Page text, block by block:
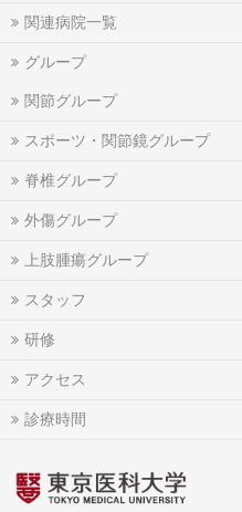
関連病院一覧
グループ
関節グループ
スポーツ・関節鏡グループ
脊椎グループ
外傷グループ
上肢腫瘍グループ
スタッフ
研修
アクセス
診療時間